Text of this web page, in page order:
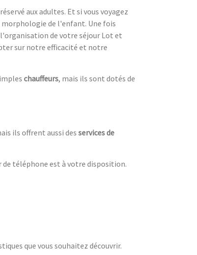
aux adultes. Et si vous voyagez
de l'enfant. Une fois
de votre séjour Lot et
sur notre efficacité et notre
chauffeurs, mais ils sont dotés de
ils offrent aussi desservices de
de téléphone est à votre disposition.
que vous souhaitez découvrir.